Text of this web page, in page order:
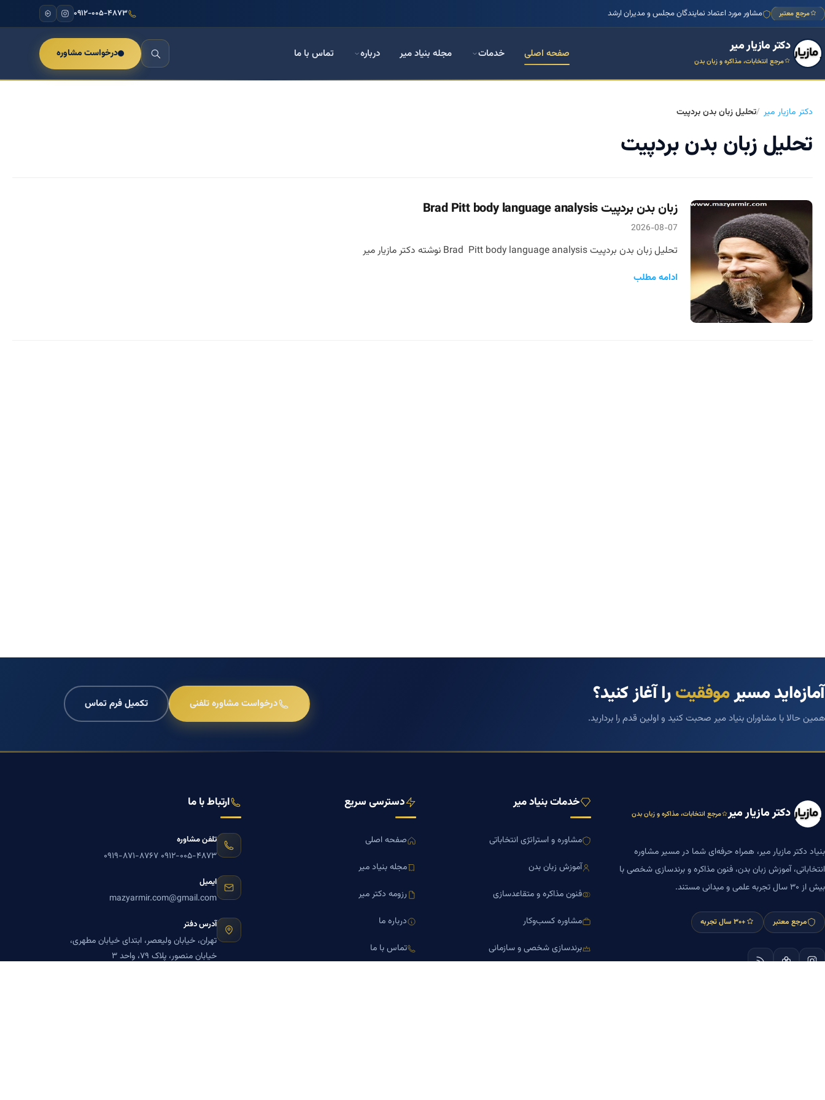
مرجع معتبر مشاور مورد اعتماد نمایندگان مجلس و مدیران ارشد ۰۹۱۲-۰۰۵-۴۸۷۳
دکتر مازیار میر
مرجع انتخابات، مذاکره و زبان بدن
صفحه اصلی خدمات مجله بنیاد میر درباره تماس با ما درخواست مشاوره
دکتر مازیار میر تحلیل زبان بدن بردپیت
تحلیل زبان بدن بردپیت
زبان بدن بردپیت Brad Pitt body language analysis
2026-08-07
تحلیل زبان بدن بردپیت Brad Pitt body language analysis نوشته دکتر مازیار میر
ادامه مطلب
آمازه‌اید مسیرموفقیترا آغاز کنید؟
همین حالا با مشاوران بنیاد میر صحبت کنید و اولین قدم را بردارید.
درخواست مشاوره تلفنی تکمیل فرم تماس
دکتر مازیار میر مرجع انتخابات، مذاکره و زبان بدن
بنیاد دکتر مازیار میر، همراه حرفه‌ای شما در مسیر مشاوره
انتخاباتی، آموزش زبان بدن، فنون مذاکره و برندسازی شخصی با
بیش از ۳۰ سال تجربه علمی و میدانی مستند.
مرجع معتبر +۳۰ سال تجربه
خدمات بنیاد میر
مشاوره و استراتژی انتخاباتی
آموزش زبان بدن
فنون مذاکره و متقاعدسازی
مشاوره کسب‌وکار
برندسازی شخصی و سازمانی
دسترسی سریع
صفحه اصلی
مجله بنیاد میر
رزومه دکتر میر
درباره ما
تماس با ما
ارتباط با ما
تلفن مشاوره
۰۹۱۲-۰۰۵-۴۸۷۳ ۰۹۱۹-۸۷۱-۸۷۶۷
ایمیل
mazyarmir.com@gmail.com
آدرس دفتر
تهران، خیابان ولیعصر، ابتدای خیابان مطهری،
خیابان منصور، پلاک ۷۹، واحد ۳